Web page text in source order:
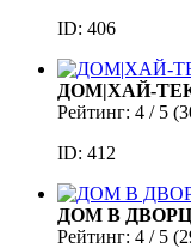
ID: 406
ДОМ|ХАЙ-
Рейтинг: 4 / 5 (
ID: 412
ДОМ В
Рейтинг: 4 / 5 (